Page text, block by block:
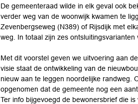
De gemeenteraad wilde in elk geval ook
verder weg van de woonwijk kwamen te
Zevenbergseweg (N389) of Rijsdijk met
weg. In totaal zijn zes
Met dit voorstel geven we uitvoering aan
visie staat de ontwikkeling van de
nieuw aan te leggen noordelijke randweg.
opgenomen dat de gemeente nog een
Ter info bijgevoegd de bewonersbrief die